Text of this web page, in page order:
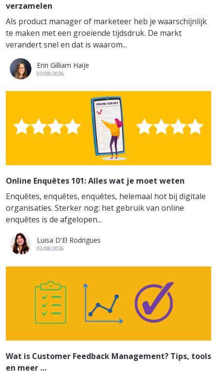
verzamelen
Als product manager of marketeer heb je waarschijnlijk
te maken met een groeiende tijdsdruk. De markt
verandert snel en dat is waarom...
Erin Gilliam Haije
03/08/2026
Online Enquêtes 101: Alles wat je moet weten
Enquêtes, enquêtes, enquêtes, helemaal hot bij digitale
organisaties. Sterker nog: het gebruik van online
enquêtes is de afgelopen...
Luisa D'El Rodrigues
03/08/2026
Wat is Customer Feedback Management? Tips, tools
en meer …